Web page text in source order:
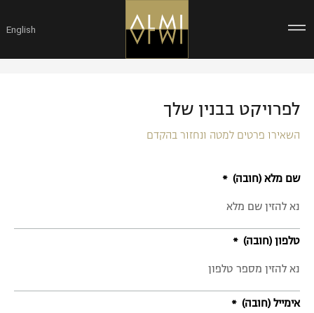
לתוכן
English
לפרויקט בבנין שלך
השאירו פרטים למטה ונחזור בהקדם
שם מלא (חובה)
טלפון (חובה)
אימייל (חובה)